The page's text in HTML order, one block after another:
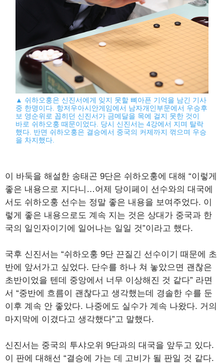
▲ 쉬하오훙은 신진서에게 잊지 못할 뼈아픈 기억을 남긴 기사
중 한명이다. 항저우아시안게임에서 남자개인부문에서 우승후
보 영순위로 꼽히던 신진서가 금메달을 목에 걸지 못한 것이
바로 쉬하오훙 때문이었다. 당시 신진서는 4강에서 지며 탈락
했다. 반면 쉬하오훙은 결승에서 중국의 커제까지 꺾으며 우승
을 차지했다.
이 바둑을 해설한 송태곤 9단은 쉬하오훙에 대해 “이렇게
좋은 내용으로 지다니…어제 당이페이 선수와의 대국에
서도 쉬하오훙 선수는 정말 좋은 내용을 보여주었다. 이
렇게 좋은 내용으로도 계속 지는 것은 상대가 중국과 한
국의 일인자이기에 일어나는 일일 것”이라고 했다.
국후 신진서는 “쉬하오훙 9단 끈질긴 선수이기 때문에 초
반에 앞서가고 싶었다. 단수를 하나 쳐 놓았으면 괜찮은
초반이었을 텐데 중앙에서 너무 이상해진 것 같다” 라면
서 “중반에 흐름이 괜찮다고 생각했는데 경솔한 수를 둔
이후 계속 안 좋았다. 나중에도 실수가 계속 나왔다. 거의
마지막에 이겼다고 생각했다”고 말했다.
신진서는 중국의 투샤오위 9단과의 대국을 앞두고 있다.
이 판에 대해선 “결승에 가는 데 고비가 될 판일 것 같다.